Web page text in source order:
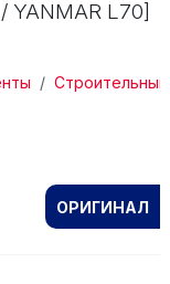
L70]
ОРИГИНАЛ